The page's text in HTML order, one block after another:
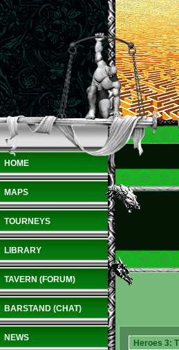
HOME
MAPS
TOURNEYS
LIBRARY
TAVERN (FORUM)
BARSTAND (CHAT)
NEWS